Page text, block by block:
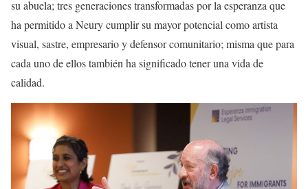
su abuela; tres generaciones transformadas por la esperanza que
ha permitido a Neury cumplir su mayor potencial como artista
visual, sastre, empresario y defensor comunitario; misma que para
cada uno de ellos también ha significado tener una vida de
calidad.